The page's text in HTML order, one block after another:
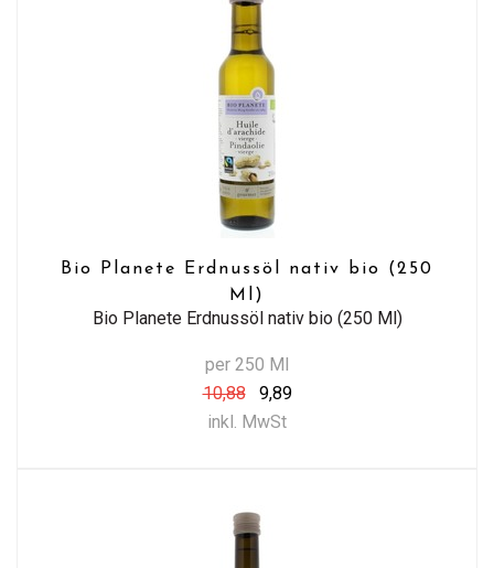
Bio Planete Erdnussöl nativ bio (250
Ml)
Bio Planete Erdnussöl nativ bio (250 Ml)
per 250 Ml
10,88
9,89
inkl. MwSt